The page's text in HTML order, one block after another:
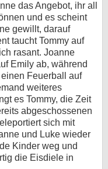
das Angebot, ihr all
und es scheint
gewillt, darauf
taucht Tommy auf
rasant. Joanne
Emily ab, während
Feuerball auf
weiteres
es Tommy, die Zeit
abgeschossenen
sich mit
und Luke wieder
Kinder weg und
die Eisdiele in